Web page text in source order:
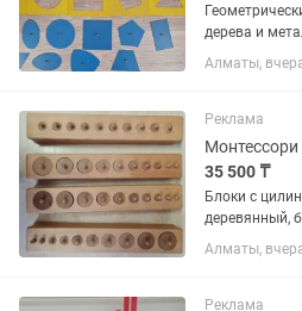
дерева и
вкладышами для
shapes плюс
Алматы,
Реклама
35 500 ₸
Блоки с
деревянный,
и пирамида
Алматы,
Реклама